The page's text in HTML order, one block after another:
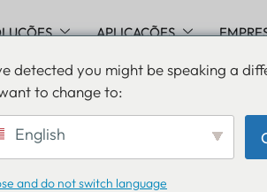
APLICAÇÕES
a inovadora
para
detected you might be speaking a
to change to:
English
and do not switch language